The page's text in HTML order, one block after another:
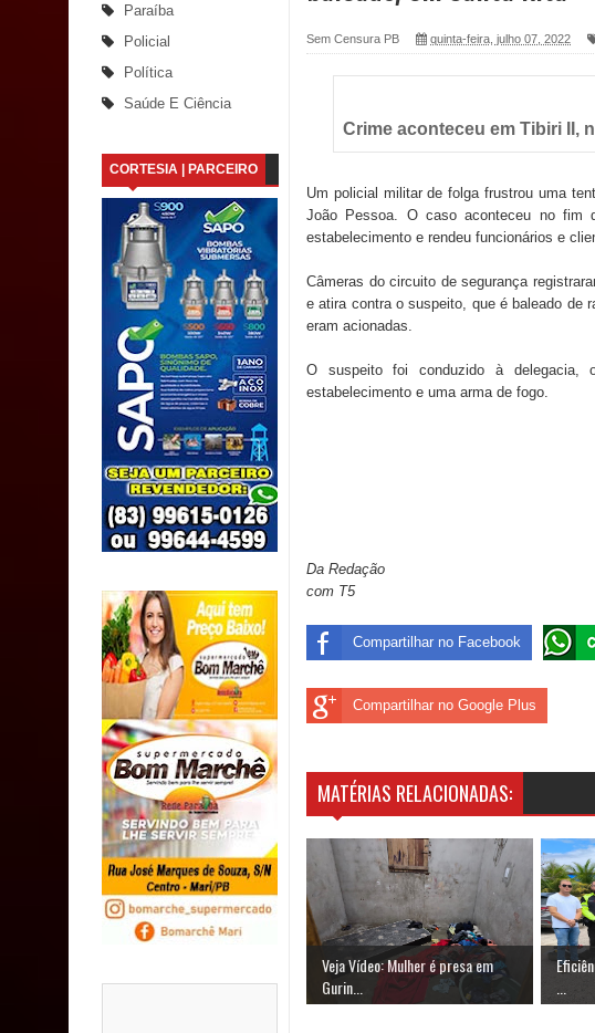
Saúde Bucal: Mais de 470 próteses dentárias já foram entregues
Caldas Brandão: Tradicional Festa de Santana 2026 será neste
Nota de pesar: Câmara de Marí lamenta a morte da ex-vereadora
Prefeito Major Sidnei busca em Brasília recursos para nova Casa
Denise Ribeiro toma posse no Diretório Nacional do PDT durante
Dois Gigantes da Poesia Paraibana inspiram a IV FEIRA
Vereador Davyd Matias reúne cerca de 200 lideranças em apoio
Assembleia Legislativa
Mari marca presença no maior evento de saúde pública do
SUS
MULUNGU: Servidora revela Perseguição na Gestão de Daniella
população
Caldas Brandão: IPMCB responde questionamentos da
são referentes a débitos históricos
Paraíba
Policial
Política
Saúde E Ciência
CORTESIA | PARCEIRO
Sem Censura PB quinta-feira, julho 07, 2022
Crime aconteceu em Tibiri II,
Um policial militar de folga frustrou uma
João Pessoa. O caso aconteceu no fim
estabelecimento e rendeu funcionários e
Câmeras do circuito de segurança
e atira contra o suspeito, que é baleado de
eram acionadas.
O suspeito foi conduzido à delegacia,
estabelecimento e uma arma de fogo.
Da Redação
com T5
Compartilhar no Facebook
Compartilhar no Google Plus
MATÉRIAS RELACIONADAS:
Veja Vídeo: Mulher é presa em
Gurin...